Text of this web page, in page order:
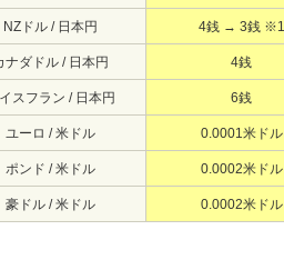
NZドル / 日本円 4銭 → 3銭 ※1
ナダドル / 日本円 4銭
スフラン / 日本円 6銭
ユーロ / 米ドル 0.0001米ドル
ポンド / 米ドル 0.0002米ドル
豪ドル / 米ドル 0.0002米ドル